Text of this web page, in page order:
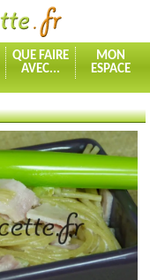
QUE FAIRE
AVEC...
MON
ESPACE